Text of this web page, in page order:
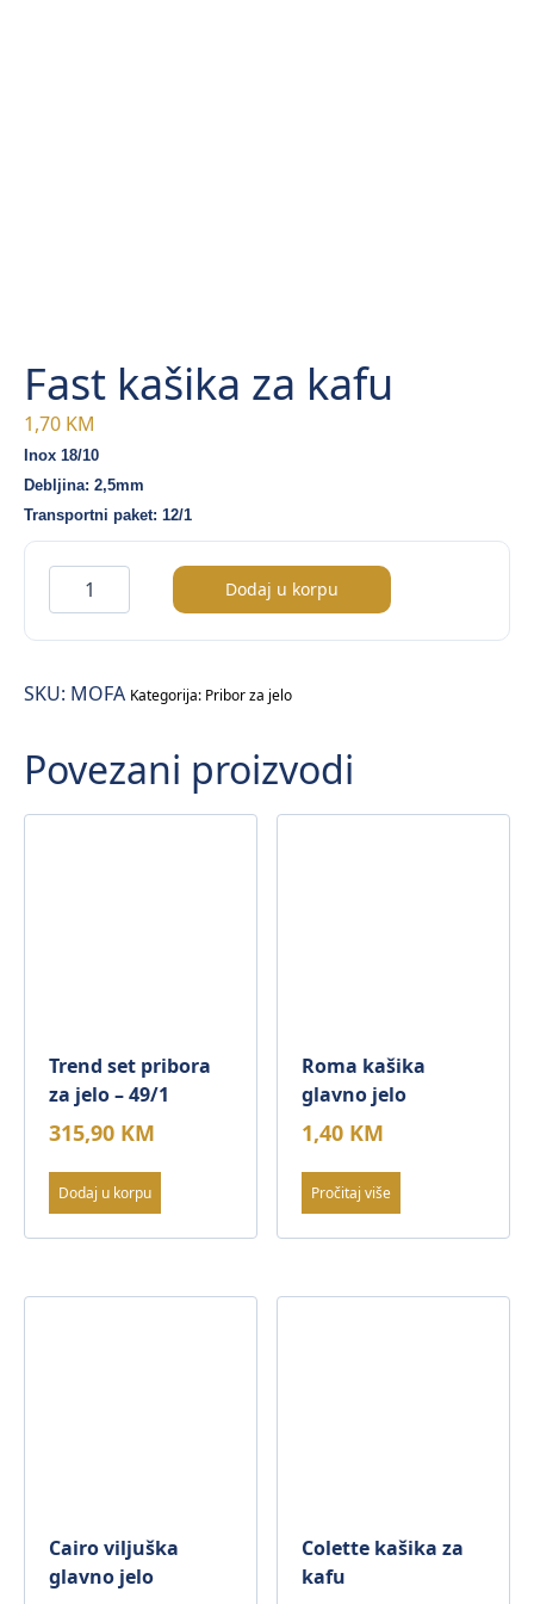
Fast kašika za kafu
1,70 KM
Inox 18/10
Debljina: 2,5mm
Transportni paket: 12/1
kašika
za
količina
Dodaj u korpu
SKU: MOFA Kategorija: Pribor za jelo
Povezani proizvodi
Trend set pribora
za jelo – 49/1
315,90 KM
Dodaj u korpu
Roma kašika
glavno jelo
1,40 KM
Pročitaj više
Cairo viljuška
glavno jelo
Colette kašika za
kafu